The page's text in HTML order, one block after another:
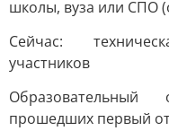
школы, вуза или СПО
Сейчас:
участников
прошедших первый